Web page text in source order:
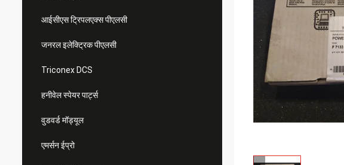
आईसीएस ट्रिपलएक्स पीएलसी
जनरल इलेक्ट्रिक पीएलसी
Triconex DCS
हनीवेल स्पेयर पार्ट्स
वुडवर्ड मॉड्यूल
एमर्सन ईप्रो